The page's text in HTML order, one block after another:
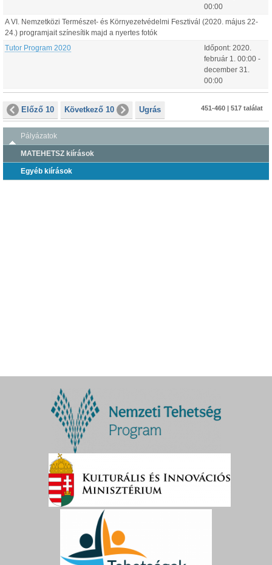
00:00
A VI. Nemzetközi Természet- és Környezetvédelmi Fesztivál (2020. május 22-
24.) programjait színesítik majd a nyertes fotók
Tutor Program 2020 Időpont: 2020.
február 1 00:00 -
december 31
00:00
Előző 10 Következő 10 Ugrás 451-460 | 517 találat
Pályázatok
MATEHETSZ kiírások
Egyéb kiírások